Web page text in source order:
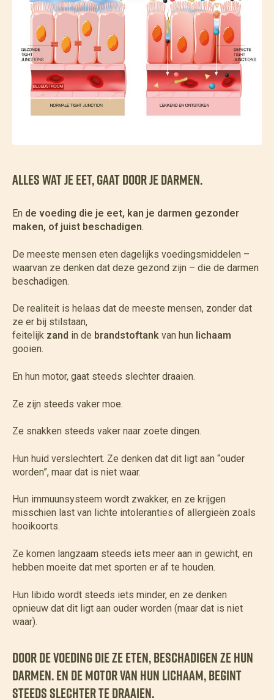
Alles wat je eet, gaat door je darmen.
En de voeding die je eet, kan je darmen gezonder
maken, of juist beschadigen.
De meeste mensen eten dagelijks voedingsmiddelen –
waarvan ze denken dat deze gezond zijn – die de darmen
beschadigen.
De realiteit is helaas dat de meeste mensen, zonder dat
ze er bij stilstaan,
feitelijk zand in de brandstoftank van hun lichaam
gooien.
En hun motor, gaat steeds slechter draaien.
Ze zijn steeds vaker moe.
Ze snakken steeds vaker naar zoete dingen.
Hun huid verslechtert. Ze denken dat dit ligt aan “ouder
worden”, maar dat is niet waar.
Hun immuunsysteem wordt zwakker, en ze krijgen
misschien last van lichte intoleranties of allergieën zoals
hooikoorts.
Ze komen langzaam steeds iets meer aan in gewicht, en
hebben moeite dat met sporten er af te houden.
Hun libido wordt steeds iets minder, en ze denken
opnieuw dat dit ligt aan ouder worden (maar dat is niet
waar).
Door de voeding die ze eten, beschadigen ze hun
darmen. En de motor van hun lichaam, begint
steeds slechter te draaien.